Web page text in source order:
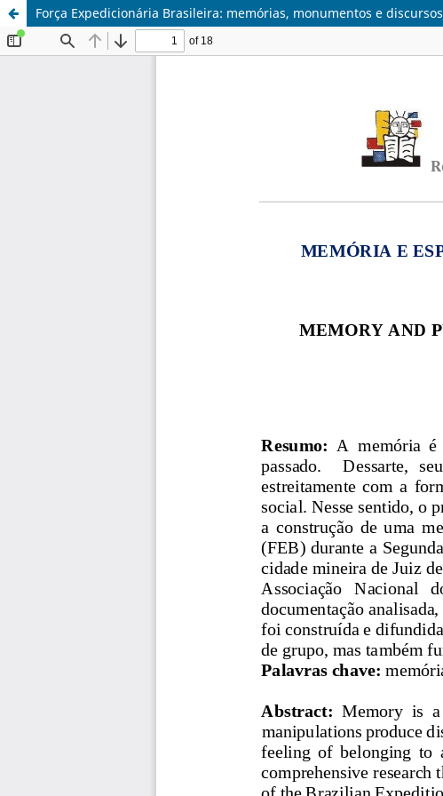
Força Expedicionária Brasileira: memórias, monumentos e discursos